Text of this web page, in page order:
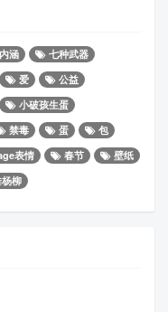
涵
七种武器
爱
公益
小破孩生蛋
禁毒 蛋
包
表情 春节
壁纸
柳